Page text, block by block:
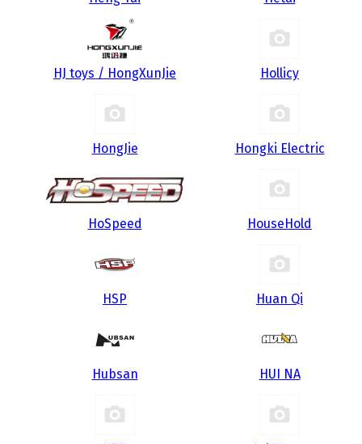
HJ toys / HongXunJie Hollicy
HongJie Hongki Electric
HoSpeed HouseHold
HSP Huan Qi
Hubsan HUI NA